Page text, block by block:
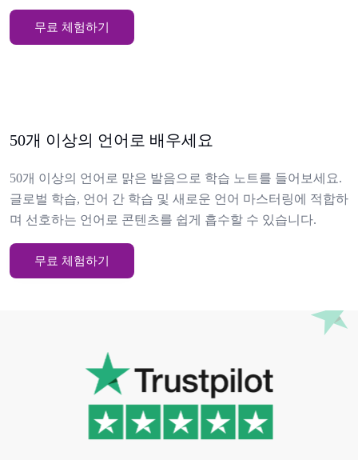
무료 체험하기
50개 이상의 언어로 배우세요
50개 이상의 언어로 맑은 발음으로 학습 노트를 들어보세요.
글로벌 학습, 언어 간 학습 및 새로운 언어 마스터링에 적합하
며 선호하는 언어로 콘텐츠를 쉽게 흡수할 수 있습니다.
무료 체험하기